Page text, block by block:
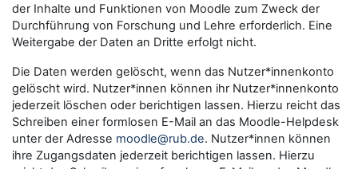
der Inhalte und Funktionen von Moodle zum Zweck der
Durchführung von Forschung und Lehre erforderlich. Eine
Weitergabe der Daten an Dritte erfolgt nicht.
Die Daten werden gelöscht, wenn das Nutzer*innenkonto
gelöscht wird. Nutzer*innen können ihr Nutzer*innenkonto
jederzeit löschen oder berichtigen lassen. Hierzu reicht das
Schreiben einer formlosen E-Mail an das Moodle-Helpdesk
unter der Adresse moodle@rub.de. Nutzer*innen können
ihre Zugangsdaten jederzeit berichtigen lassen. Hierzu